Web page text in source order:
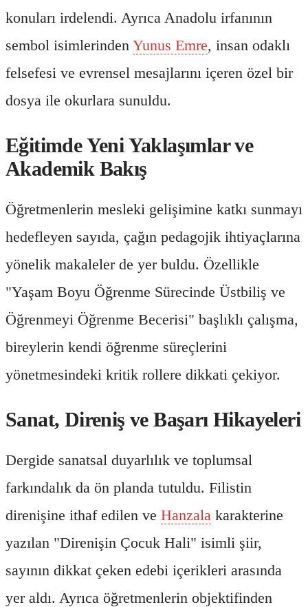
konuları irdelendi. Ayrıca Anadolu irfanının
sembol isimlerinden Yunus Emre, insan odaklı
felsefesi ve evrensel mesajlarını içeren özel bir
dosya ile okurlara sunuldu.
Eğitimde Yeni Yaklaşımlar ve
Akademik Bakış
Öğretmenlerin mesleki gelişimine katkı sunmayı
hedefleyen sayıda, çağın pedagojik ihtiyaçlarına
yönelik makaleler de yer buldu. Özellikle
"Yaşam Boyu Öğrenme Sürecinde Üstbiliş ve
Öğrenmeyi Öğrenme Becerisi" başlıklı çalışma,
bireylerin kendi öğrenme süreçlerini
yönetmesindeki kritik rollere dikkati çekiyor.
Sanat, Direniş ve Başarı Hikayeleri
Dergide sanatsal duyarlılık ve toplumsal
farkındalık da ön planda tutuldu. Filistin
direnişine ithaf edilen ve Hanzala karakterine
yazılan "Direnişin Çocuk Hali" isimli şiir,
sayının dikkat çeken edebi içerikleri arasında
yer aldı. Ayrıca öğretmenlerin objektifinden